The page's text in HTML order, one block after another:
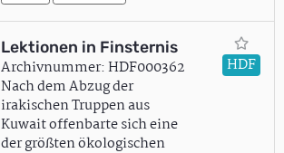
Lektionen in Finsternis
Archivnummer: HDF000362
Nach dem Abzug der
irakischen Truppen aus
Kuwait offenbarte sich eine
der größten ökologischen
HDF